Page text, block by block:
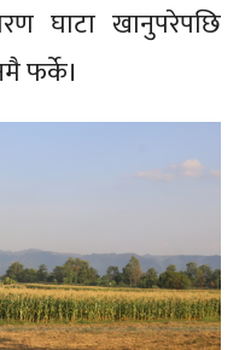
घाटा खानुपरेपछि
फर्के।